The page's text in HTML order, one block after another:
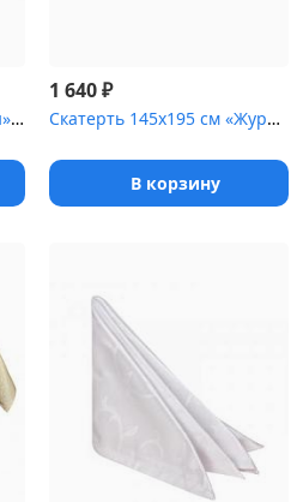
Скатерть 145х145 см «Лен» бежевая
1 640₽
Скатерть 145х195 см «Журавинка» бежевая [(гладь)]
В корзину